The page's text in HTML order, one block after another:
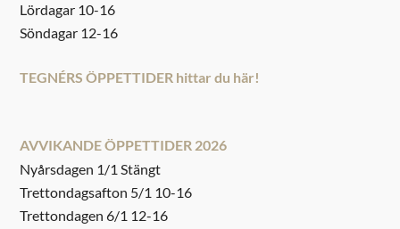
Lördagar 10-16
Söndagar 12-16
TEGNÉRS ÖPPETTIDER hittar du här!
AVVIKANDE ÖPPETTIDER 2026
Nyårsdagen 1/1 Stängt
Trettondagsafton 5/1 10-16
Trettondagen 6/1 12-16